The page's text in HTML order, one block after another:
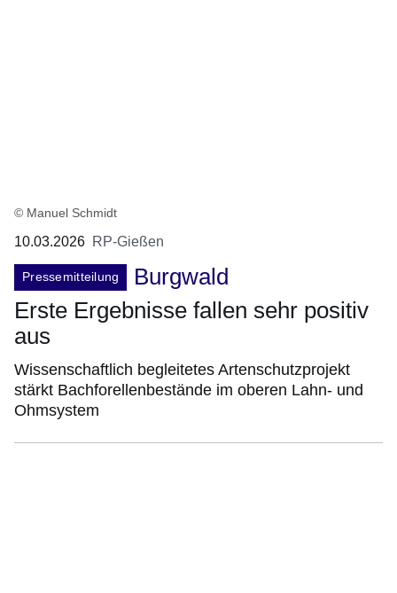
© Manuel Schmidt
10.03.2026 RP-Gießen
Pressemitteilung
Burgwald
Erste Ergebnisse fallen sehr positiv
aus
Wissenschaftlich begleitetes Artenschutzprojekt
stärkt Bachforellenbestände im oberen Lahn- und
Ohmsystem